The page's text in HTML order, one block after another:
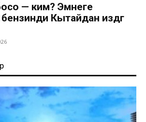
— ким? Эмнеге
Кытайдан издөөгө